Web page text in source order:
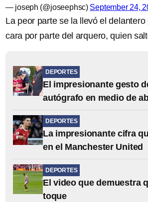
— joseph (@joseephsc) September 24,
La peor parte se la llevó el
cara por parte del arquero, quien
DEPORTES
El impresionante gesto
autógrafo en medio de
DEPORTES
La impresionante cifra
en el Manchester United
DEPORTES
El video que demuestra
toque